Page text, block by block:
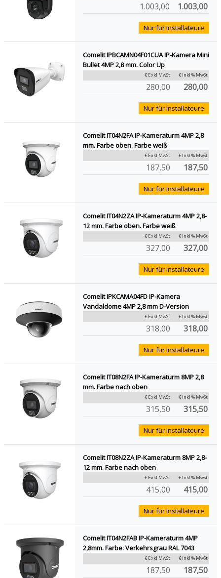
1.003,00 1.003,00
Nur für Installateure
Comelit IPBCAMN04F01CUA IP-Kamera Mini
Bullet 4MP 2,8 mm. Color Up
€ Exkl MwSt € Inkl % MwSt
280,00 280,00
Nur für Installateure
Comelit IT04N2FA IP-Kameraturm 4MP 2,8
mm. Farbe oben. Farbe weiß
€ Exkl MwSt € Inkl % MwSt
187,50 187,50
Nur für Installateure
Comelit IT04N2ZA IP-Kameraturm 4MP 2,8-
12 mm. Farbe oben. Farbe weiß
€ Exkl MwSt € Inkl % MwSt
327,00 327,00
Nur für Installateure
Comelit IPKCAMA04FD IP-Kamera
Vandaldome 4MP 2,8 mm D-Version
€ Exkl MwSt € Inkl % MwSt
318,00 318,00
Nur für Installateure
Comelit IT08N2FA IP-Kameraturm 8MP 2,8
mm. Farbe nach oben
€ Exkl MwSt € Inkl % MwSt
315,50 315,50
Nur für Installateure
Comelit IT08N2ZA IP-Kameraturm 8MP 2,8-
12 mm. Farbe nach oben
€ Exkl MwSt € Inkl % MwSt
415,00 415,00
Nur für Installateure
Comelit IT04N2FAB IP-Kameraturm 4MP
2,8mm. Farbe: Verkehrsgrau RAL 7043
€ Exkl MwSt € Inkl % MwSt
187,50 187,50